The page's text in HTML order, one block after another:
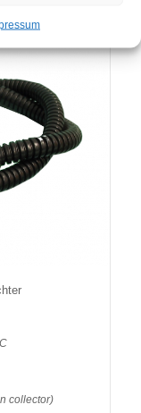
collector)